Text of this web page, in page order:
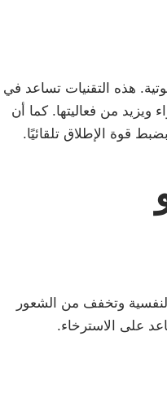
هذه التقنيات تساعد في
من فعاليتها. كما أن
قوة الإطلاق تلقائيًا.
وتخفف من الشعور
على الاسترخاء.